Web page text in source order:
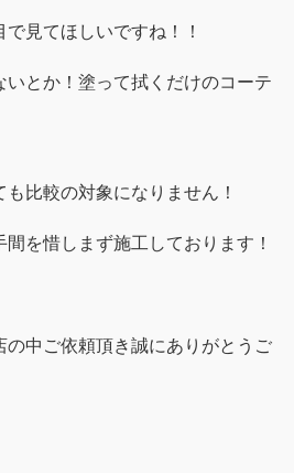
見てほしいですね！！
いとか！塗って拭くだけのコーテ
比較の対象になりません！
を惜しまず施工しております！
の中ご依頼頂き誠にありがとうご